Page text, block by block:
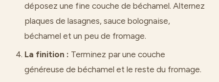
déposez une fine couche de béchamel. Alternez
plaques de lasagnes, sauce bolognaise,
béchamel et un peu de fromage.
La finition : Terminez par une couche
généreuse de béchamel et le reste du fromage.